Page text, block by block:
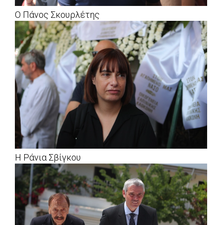
Ο Πάνος Σκουρλέτης
Η Ράνια Σβίγκου